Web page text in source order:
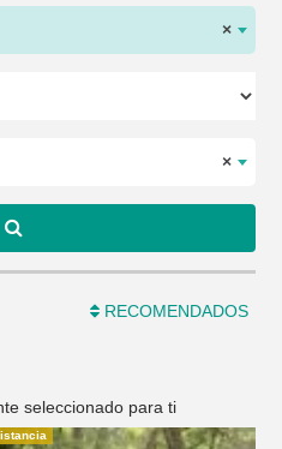
×
×
RECOMENDADOS
seleccionado para ti